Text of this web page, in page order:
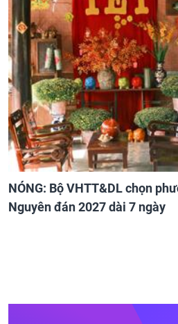
NÓNG: Bộ VHTT&DL chọn
Nguyên đán 2027 dài 7 ngày